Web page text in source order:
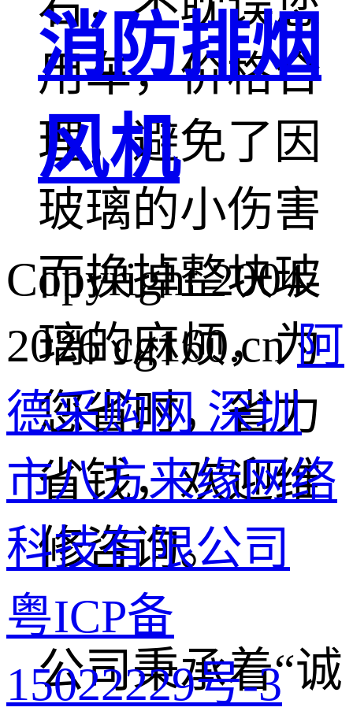
用车，价格合
理，避免了因
玻璃的小伤害
而换掉整块玻
璃的麻烦，为
您省时，省力
省钱，欢迎维
修咨询。
公司秉承着“诚
消防排烟
风机
Copyright 2004-
2026 cg160.cn阿
德采购网 深圳
市八方来缘网络
科技有限公司
粤ICP备
15022229号-3